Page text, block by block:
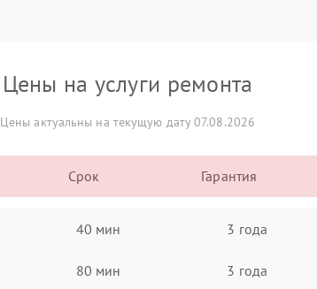
Цены на услуги ремонта
Цены актуальны на текущую дату 07.08.2026
Срок Гарантия
40 мин 3 года
80 мин 3 года